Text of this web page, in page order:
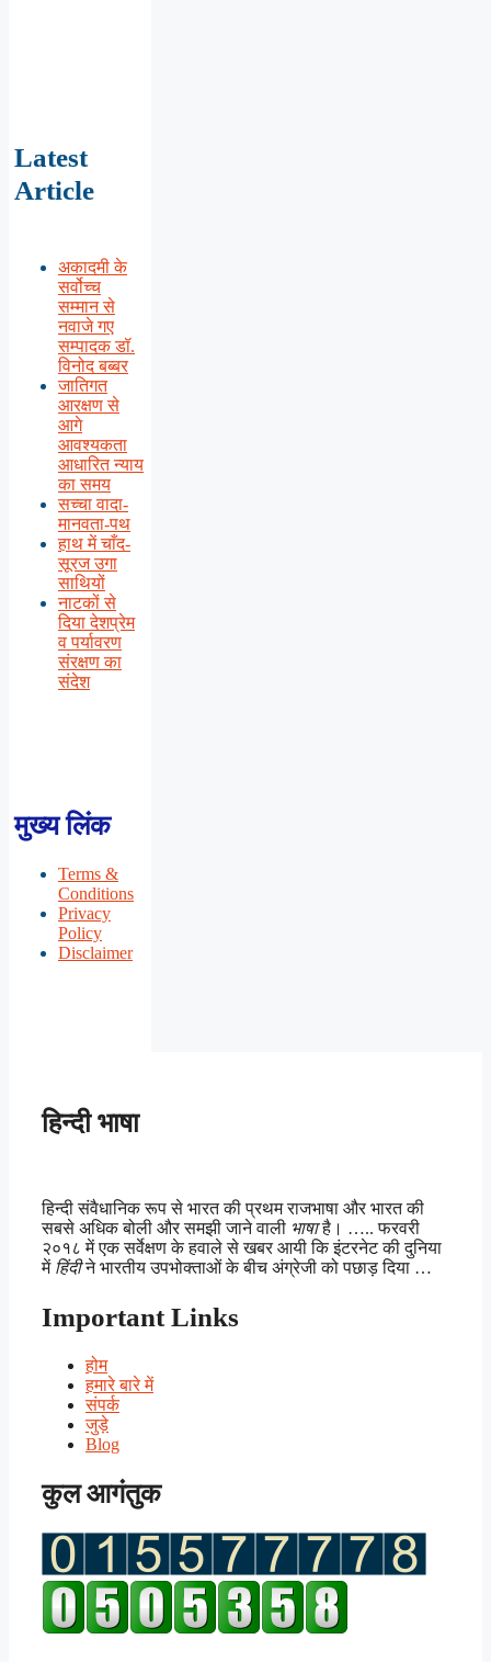
Latest
Article
अकादमी के
सर्वोच्च
सम्मान से
नवाजे गए
सम्पादक डॉ.
विनोद बब्बर
जातिगत
आरक्षण से
आगे
आवश्यकता
आधारित न्याय
का समय
सच्चा वादा-
मानवता-पथ
हाथ में चाँद-
सूरज उगा
साथियों
नाटकों से
दिया देशप्रेम
व पर्यावरण
संरक्षण का
संदेश
मुख्य लिंक
Terms &
Conditions
Privacy
Policy
Disclaimer
हिन्दी भाषा
हिन्दी संवैधानिक रूप से भारत की प्रथम राजभाषा और भारत की
सबसे अधिक बोली और समझी जाने वाली भाषाहै। ….. फरवरी
२०१८ में एक सर्वेक्षण के हवाले से खबर आयी कि इंटरनेट की दुनिया
में हिंदीने भारतीय उपभोक्ताओं के बीच अंग्रेजी को पछाड़ दिया …
Important Links
होम
हमारे बारे में
संपर्क
जुड़े
Blog
कुल आगंतुक